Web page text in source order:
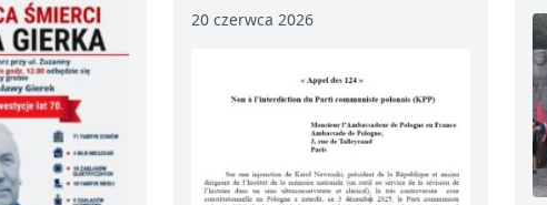
20 czerwca 2026